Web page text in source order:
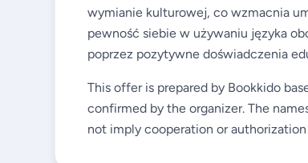
wymianie kulturowej, co wzmacnia
pewność siebie w używaniu języka
poprzez pozytywne doświadczenia
This offer is prepared by Bookkido
confirmed by the organizer. The
not imply cooperation or